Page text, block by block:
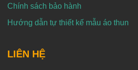
Chính sách bảo hành
Hướng dẫn tự thiết kế mẫu áo thun
LIÊN HỆ